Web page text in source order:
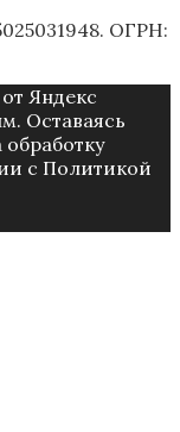
ОГРН:
Яндекс
Ocтaвaяcь
с Пoлитикой